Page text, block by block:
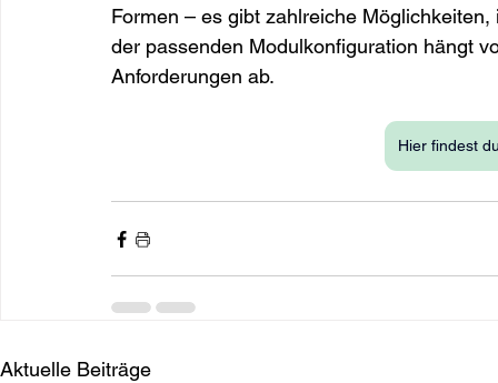
Formen – es gibt zahlreiche
der passenden Modulkonfiguration hängt
Anforderungen ab.
Hier findest
Aktuelle Beiträge